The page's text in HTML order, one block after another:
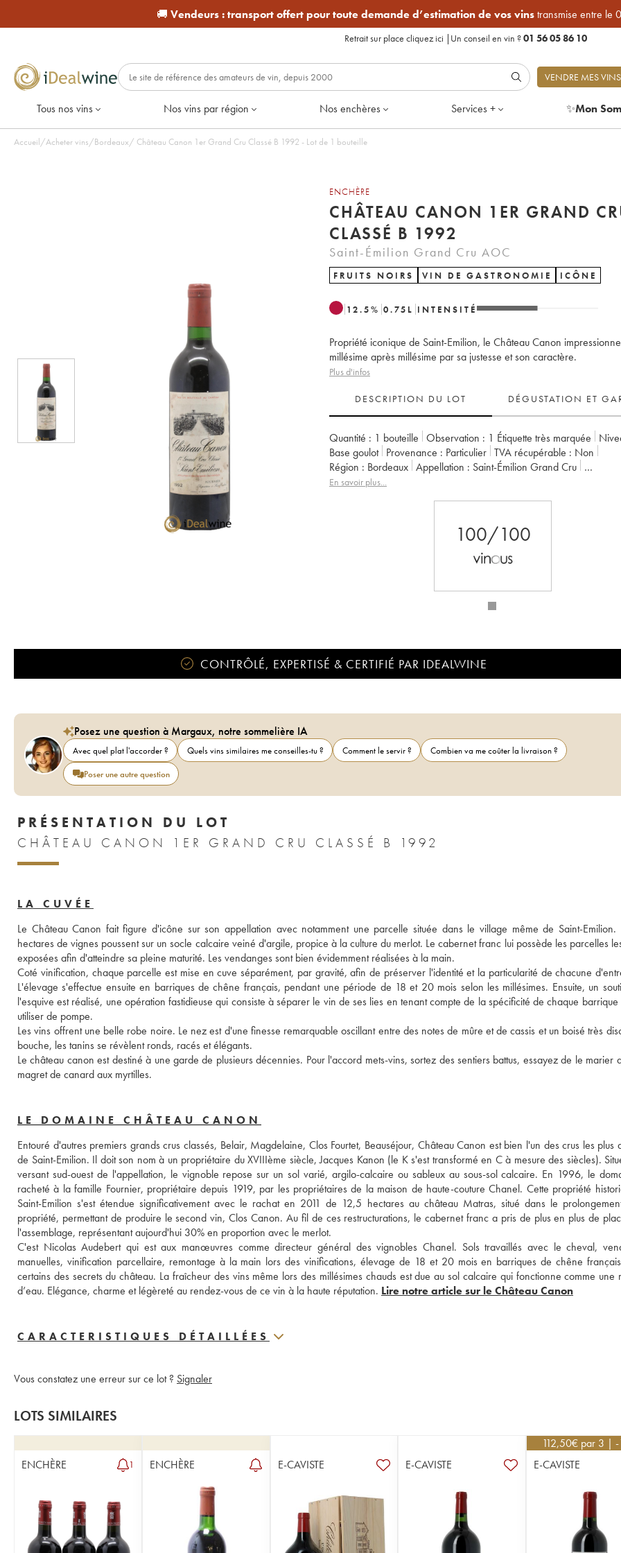
🚚 Vendeurs :transport offert pour toute demande d’estimation de vos vinstransmise entre le
Retrait sur place cliquez ici | Un conseil en vin ?01 56 05 86 10
VENDRE MES VINS
Tous nos vins Nos vins par région Nos enchères Services + ✨Mon
Accueil/Acheter vins/Bordeaux/ Château Canon 1er Grand Cru Classé B 1992 - Lot de 1 bouteille
ENCHÈRE
CHÂTEAU CANON 1ER GRAND
CLASSÉ B 1992
Saint-Émilion Grand Cru AOC
FRUITS NOIRS VIN DE GASTRONOMIE ICÔNE
12.5% 0.75 L INTENSITÉ
Propriété iconique de Saint-Emilion, le Château Canon impressionne
millésime après millésime par sa justesse et son caractère.
Plus d'infos
DESCRIPTION DU LOT DÉGUSTATION ET
Quantité : 1 bouteille Observation : 1 Étiquette très marquée
Base goulot
Provenance : particulier TVA récupérable :
non
Région :
Bordeaux Appellation :
Saint-Émilion Grand Cru
Classement :
En savoir plus...
100/100
CONTRÔLÉ, EXPERTISÉ & CERTIFIÉ PAR IDEALWINE
Posez une question à Margaux, notre sommelière IA
Avec quel plat l'accorder ? Quels vins similaires me conseilles-tu ? Comment le servir ?
Combien va me coûter la livraison ?
Poser une autre question
PRÉSENTATION DU LOT
CHÂTEAU CANON 1ER GRAND CRU CLASSÉ B 1992
LA CUVÉE
Le Château Canon fait figure d'icône sur son appellation avec notamment une parcelle située dans le village même de Saint-Emilion.
hectares de vignes poussent sur un socle calcaire veiné d'argile, propice à la culture du merlot. Le cabernet franc lui possède les parcelles
exposées afin d'atteindre sa pleine maturité. Les vendanges sont bien évidemment réalisées à la main.
Coté vinification, chaque parcelle est mise en cuve séparément, par gravité, afin de préserver l'identité et la particularité de chacune
L'élevage s'effectue ensuite en barriques de chêne français, pendant une période de 18 et 20 mois selon les millésimes. Ensuite, un
l'esquive est réalisé, une opération fastidieuse qui consiste à séparer le vin de ses lies en tenant compte de la spécificité de chaque barrique
utiliser de pompe.
Les vins offrent une belle robe noire. Le nez est d'une finesse remarquable oscillant entre des notes de mûre et de cassis et un boisé très
bouche, les tanins se révèlent ronds, racés et élégants.
Le château canon est destiné à une garde de plusieurs décennies. Pour l'accord mets-vins, sortez des sentiers battus, essayez de le marier
magret de canard aux myrtilles.
LE DOMAINE CHÂTEAU CANON
Entouré d'autres premiers grands crus classés, Belair, Magdelaine, Clos Fourtet, Beauséjour, Château Canon est bien l'un des crus les plus
de Saint-Emilion. Il doit son nom à un propriétaire du XVIIIème siècle, Jacques Kanon (le K s'est transformé en C à mesure des siècles).
versant sud-ouest de l'appellation, le vignoble repose sur un sol varié, argilo-calcaire ou sableux au sous-sol calcaire. En 1996, le
racheté à la famille Fournier, propriétaire depuis 1919, par les propriétaires de la maison de haute-couture Chanel. Cette propriété
Saint-Emilion s'est étendue significativement avec le rachat en 2011 de 12,5 hectares au château Matras, situé dans le
propriété, permettant de produire le second vin, Clos Canon. Au fil de ces restructurations, le cabernet franc a pris de plus en plus de
l'assemblage, représentant aujourd'hui 30% en proportion avec le merlot.
C'est Nicolas Audebert qui est aux manœuvres comme directeur général des vignobles Chanel. Sols travaillés avec le cheval,
manuelles, vinification parcellaire, remontage à la main lors des vinifications, élevage de 18 et 20 mois en barriques de chêne
certains des secrets du château. La fraîcheur des vins même lors des millésimes chauds est due au sol calcaire qui fonctionne comme une
d’eau. Elégance, charme et légèreté au rendez-vous de ce vin à la haute réputation. Lire notre article sur le Château Canon
CARACTERISTIQUES DÉTAILLÉES
Vous constatez une erreur sur ce lot ? Signaler
LOTS SIMILAIRES
ENCHÈRE 1 ENCHÈRE E-CAVISTE E-CAVISTE
112,50€ par 3 | -
E-CAVISTE